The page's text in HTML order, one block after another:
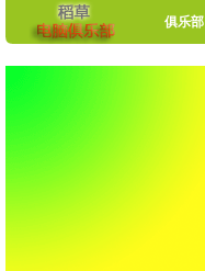
俱乐部